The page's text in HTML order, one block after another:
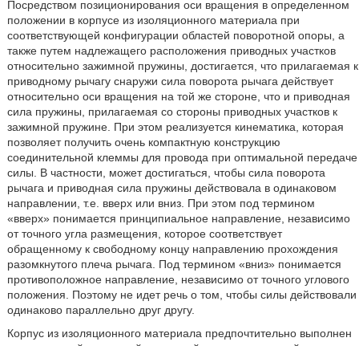
Посредством позиционирования оси вращения в определенном
положении в корпусе из изоляционного материала при
соответствующей конфигурации областей поворотной опоры, а
также путем надлежащего расположения приводных участков
относительно зажимной пружины, достигается, что прилагаемая к
приводному рычагу снаружи сила поворота рычага действует
относительно оси вращения на той же стороне, что и приводная
сила пружины, прилагаемая со стороны приводных участков к
зажимной пружине. При этом реализуется кинематика, которая
позволяет получить очень компактную конструкцию
соединительной клеммы для провода при оптимальной передаче
силы. В частности, может достигаться, чтобы сила поворота
рычага и приводная сила пружины действовала в одинаковом
направлении, т.е. вверх или вниз. При этом под термином
«вверх» понимается принципиальное направление, независимо
от точного угла размещения, которое соответствует
обращенному к свободному концу направлению прохождения
разомкнутого плеча рычага. Под термином «вниз» понимается
противоположное направление, независимо от точного углового
положения. Поэтому не идет речь о том, чтобы силы действовали
одинаково параллельно друг другу.
Корпус из изоляционного материала предпочтительно выполнен